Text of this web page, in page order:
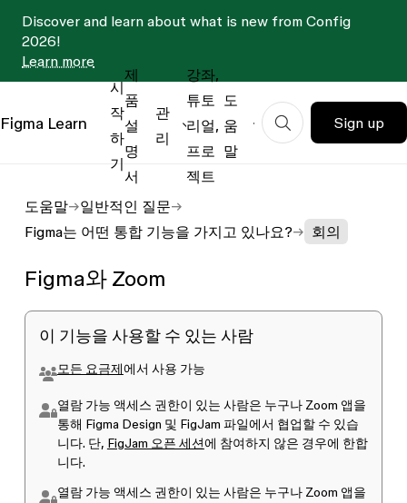
Discover and learn about what is new from Config
2026!
Learn more
Figma Learn
시
작
하
기
제
품
설
명
서
관
리
강좌,
튜토
리얼,
프로
젝트
도
움
말
Sign up
도움말
일반적인 질문
Figma는 어떤 통합 기능을 가지고 있나요?
회의
Figma와 Zoom
이 기능을 사용할 수 있는 사람
모든 요금제에서 사용 가능
열람 가능 액세스 권한이 있는 사람은 누구나 Zoom 앱을
통해 Figma Design 및 FigJam 파일에서 협업할 수 있습
니다. 단, FigJam 오픈 세션에 참여하지 않은 경우에 한합
니다.
열람 가능 액세스 권한이 있는 사람은 누구나 Zoom 앱을